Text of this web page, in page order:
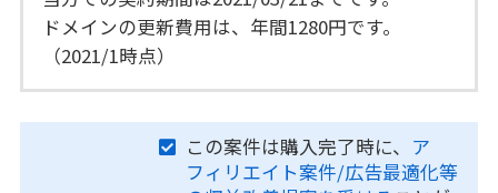
ドメインの更新費用は、年間1280円です。
（2021/1時点）
この案件は購入完了時に、 ア
フィリエイト案件/広告最適化等